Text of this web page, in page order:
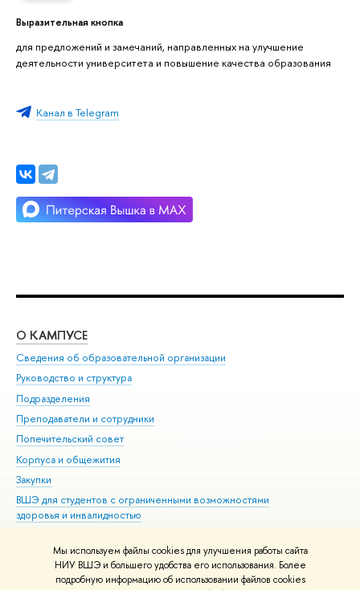
Мы используем файлы cookies для улучшения работы сайта
НИУ ВШЭ и большего удобства его использования. Более
подробную информацию об использовании файлов cookies
Выразительная кнопка
для предложений и замечаний, направленных на улучшение
деятельности университета и повышение качества образования
Канал в Telegram
О КАМПУСЕ
Сведения об образовательной организации
Руководство и структура
Подразделения
Преподаватели и сотрудники
Попечительский совет
Корпуса и общежития
Закупки
ВШЭ для студентов с ограниченными возможностями
здоровья и инвалидностью
Единая платежная страница